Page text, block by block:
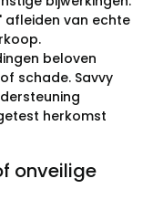
afleiden van echte
beloven
schade. Savvy
herkomst
onveilige